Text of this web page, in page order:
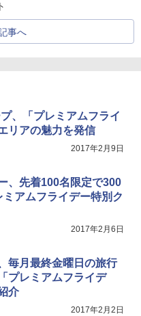
事へ
、「プレミアムフライ
リアの魅力を発信
2017年2月9日
、先着100名限定で300
アムフライデー特別ク
2017年2月6日
毎月最終金曜日の旅行
プレミアムフライデ
介
2017年2月2日